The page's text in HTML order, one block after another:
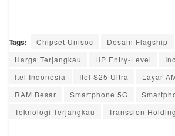
Tags: Chipset Unisoc
Desain Flagship
Harga Terjangkau
HP Entry-Level
Itel Indonesia
Itel S25 Ultra
Layar
RAM Besar
Smartphone 5G
Teknologi Terjangkau
Transsion